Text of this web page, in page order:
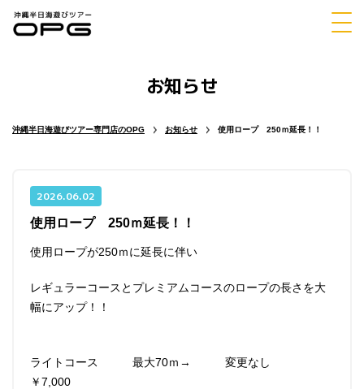
シュノーケリング 体験ダイビング
マリンスポーツ
お知らせ
沖縄半日海遊びツアー専門店のOPG お知らせ 使用ロープ 250ｍ延長！！
2026.06.02
使用ロープ 250ｍ延長！！
使用ロープが250ｍに延長に伴い
レギュラーコースとプレミアムコースのロープの長さを大
幅にアップ！！
ライトコース 最大70ｍ→ 変更なし
￥7,000